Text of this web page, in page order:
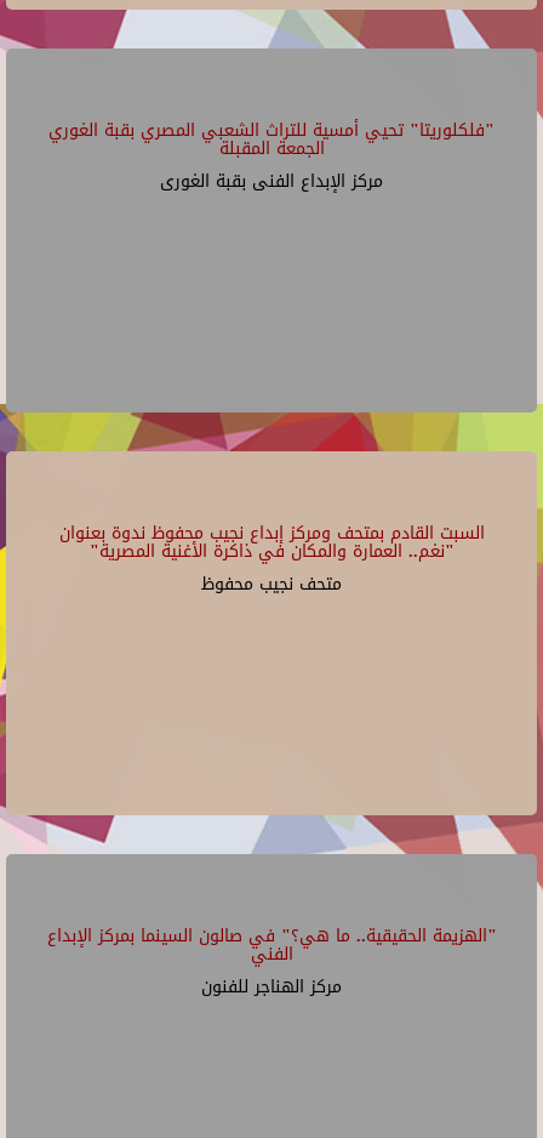
"فلكلوريتا" تحيي أمسية للتراث الشعبي المصري بقبة الغوري
الجمعة المقبلة
مركز الإبداع الفنى بقبة الغورى
السبت القادم بمتحف ومركز إبداع نجيب محفوظ ندوة بعنوان
"نغم.. العمارة والمكان في ذاكرة الأغنية المصرية"
متحف نجيب محفوظ
"الهزيمة الحقيقية.. ما هي؟" في صالون السينما بمركز الإبداع
الفني
مركز الهناجر للفنون